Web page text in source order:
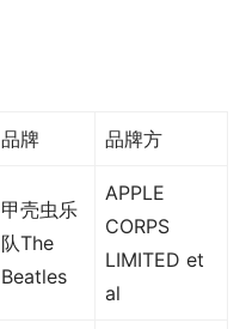
品牌 品牌方
甲壳虫乐
队The
Beatles
APPLE
CORPS
LIMITED et
al